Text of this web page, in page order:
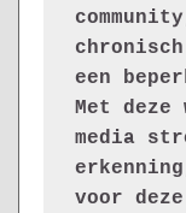
een
Met
media
voor